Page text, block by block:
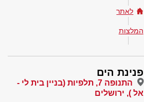
לאתר
המלצות
פנינת הים
התנופה 7, תלפיות (בניין בית לי -
אל ), ירושלים